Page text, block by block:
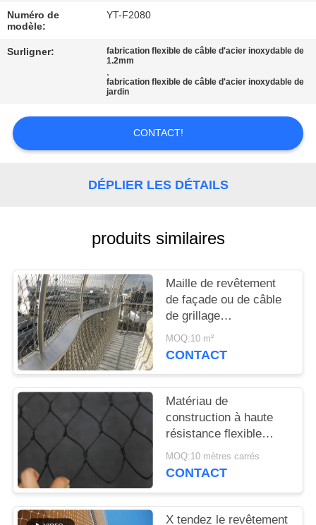
CONTACTEZ-
NOUS
NOUVELLES
DEMANDEZ
UNE
POLITIQUE
DE
CONFIDENTIALITÉ
Numéro de
modèle:
YT-F2080
Surligner:
fabrication flexible de câble d'acier inoxydable de
1.2mm
,
fabrication flexible de câble d'acier inoxydable de
jardin
CONTACT!
DÉPLIER LES DÉTAILS
produits similaires
Maille de revêtement
de façade ou de câble
de grillage
architectural/acier
inoxydable
MOQ:10 m²
CONTACT
Matériau de
construction à haute
résistance flexible
tissé par main de
grillage architectural
MOQ:10 mètres carrés
CONTACT
X tendez le revêtement